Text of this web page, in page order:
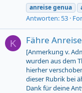
anreisegenua
Antworten: 53
K Fähre
[Anmerkung v.
wurden aus dem
hierher
dieser Rubrik bei
Dank für deine